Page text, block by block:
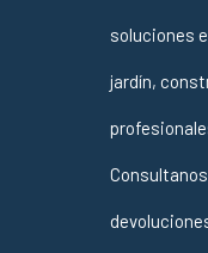
soluciones
jardín,